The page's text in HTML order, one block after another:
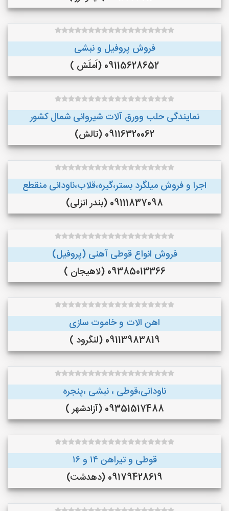
فروش پروفیل و نبشی
09115628652 (اَملَش )
نمایندگی حلب وورق آلات شیروانی شمال کشور
09116320062 (تالش)
اجرا و فروش میلگرد بستر،گیره،قلاب،ناودانی منقطع
09111837098 (بندر انزلی)
فروش انواع قوطی آهنی (پروفیل)
09385013366 (لاهیجان )
اهن الات و خاموت سازی
09113983819 (لنگرود )
ناودانی،قوطی ، نبشی ،پنجره
09351517488 (آزادشهر )
قوطی و تیراهن ۱۴ و ۱۶
09179428619 (دهدشت)